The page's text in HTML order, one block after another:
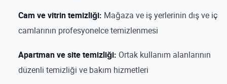
Cam ve vitrin temizliği: Mağaza ve iş yerlerinin dış ve iç
camlarının profesyonelce temizlenmesi
Apartman ve site temizliği: Ortak kullanım alanlarının
düzenli temizliği ve bakım hizmetleri